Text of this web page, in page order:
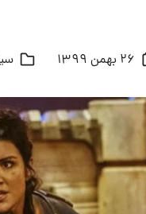
26 بهمن 1399